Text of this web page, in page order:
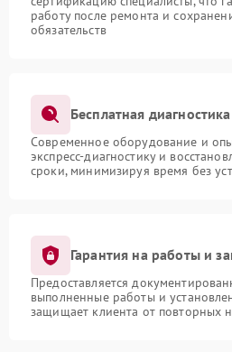
работу после ремонта и
обязательств
Бесплатная
Современное оборудование и
экспресс-диагностику и
сроки, минимизируя время без
Гарантия на работы и
Предоставляется
выполненные работы и
защищает клиента от повторных